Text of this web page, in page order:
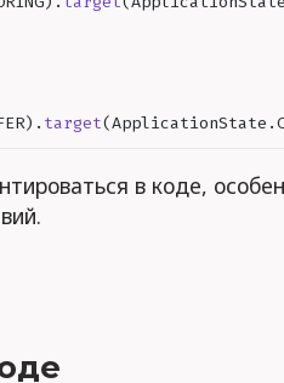
). target(ApplicationState .
в коде,